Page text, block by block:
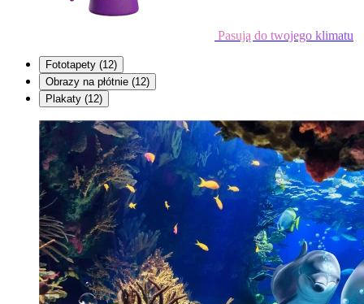
Pasują do twojego klimatu
Fototapety (12)
Obrazy na płótnie (12)
Plakaty (12)